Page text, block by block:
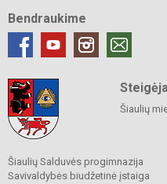
Bendraukime
Šiaulių
Šiaulių Salduvės progimnazija
Savivaldybės biudžetinė įstaiga